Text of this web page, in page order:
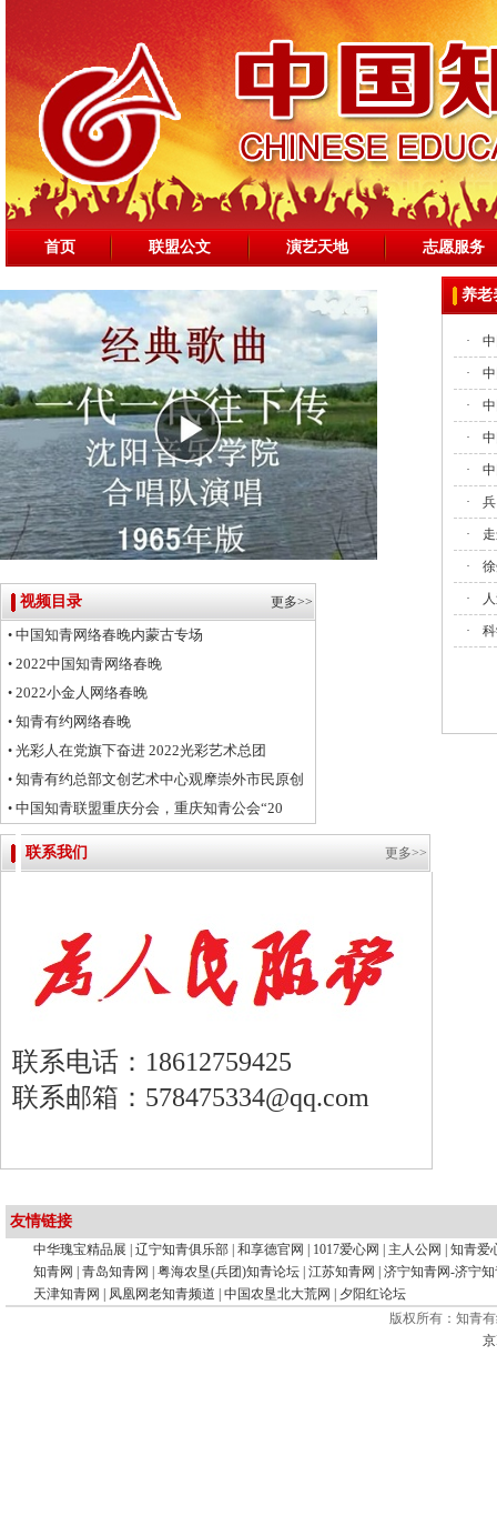
首页 联盟公文 演艺天地 志愿服务
视频目录 更多>>
• 中国知青网络春晚内蒙古专场
• 2022中国知青网络春晚
• 2022小金人网络春晚
• 知青有约网络春晚
• 光彩人在党旗下奋进 2022光彩艺术总团
• 知青有约总部文创艺术中心观摩崇外市民原创
• 中国知青联盟重庆分会，重庆知青公会“20
联系我们 更多>>
联系电话：18612759425
联系邮箱：578475334@qq.com
养老
·
·
·
·
·
·
·
·
·
·
友情链接
中华瑰宝精品展 辽宁知青俱乐部| 和享德官网 1017爱心网 主人公网
知青爱
知青网
青岛知青网 粤海农垦(兵团)知青论坛 江苏知青网
济宁知青网-济宁
天津知青网
凤凰网老知青频道 中国农垦北大荒网
夕阳红论坛
版权所有：知青